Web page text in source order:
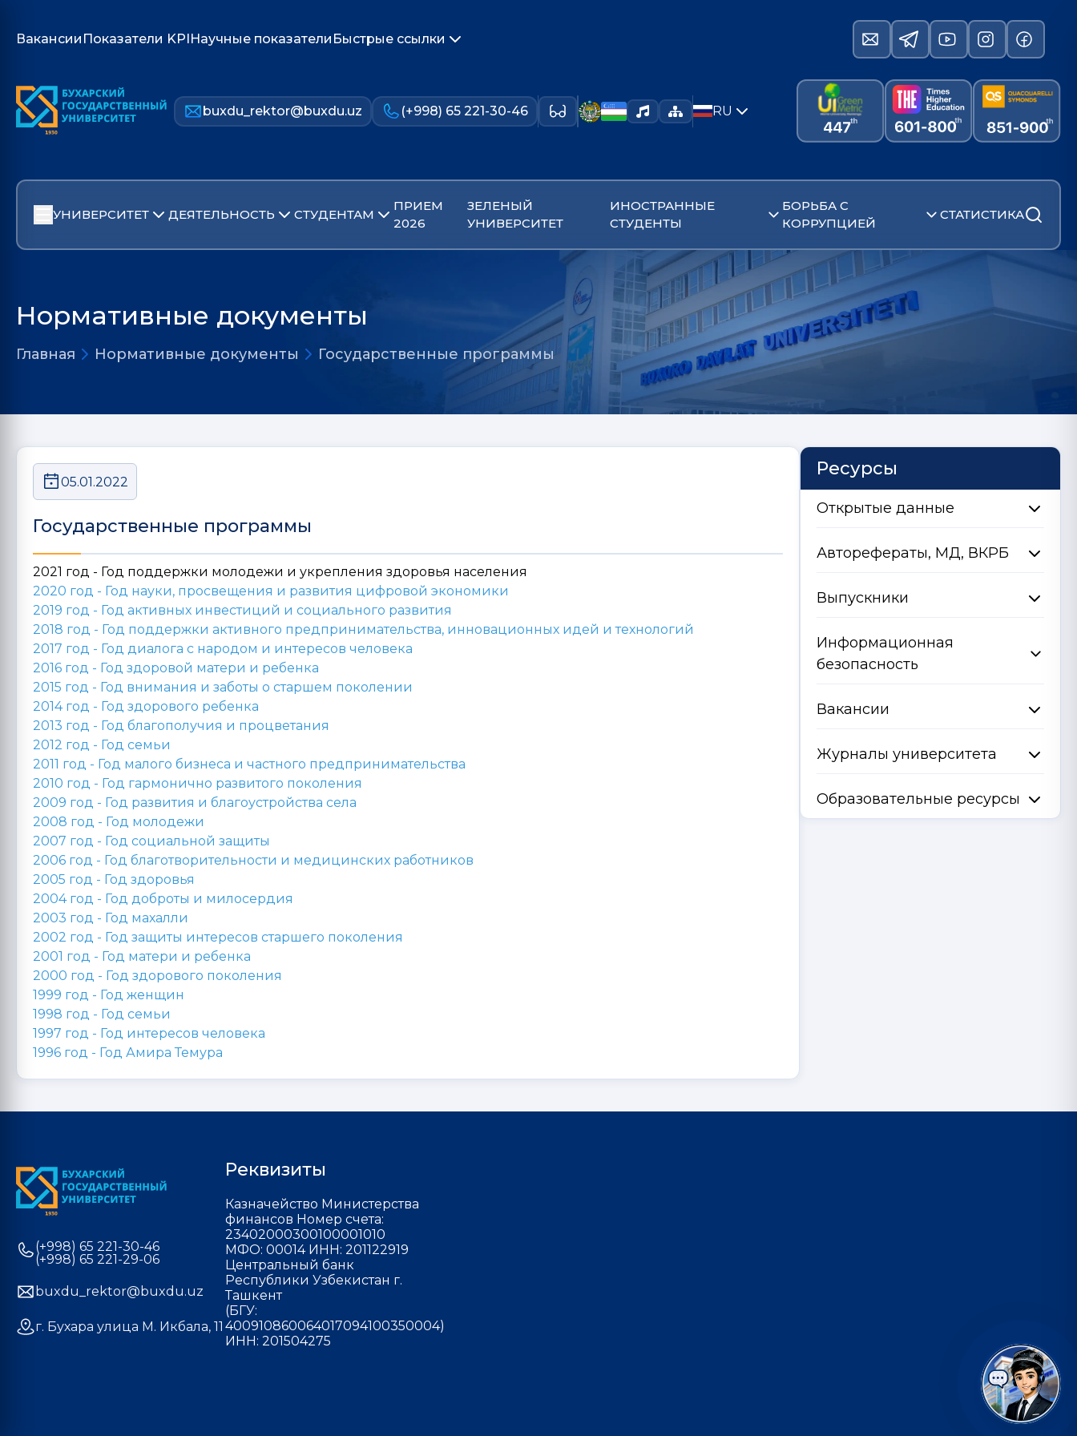
Вакансии Показатели KPIНаучные показатели Быстрые ссылки
buxdu_rektor@buxdu.uz (+998) 65 221-30-46 RU
УНИВЕРСИТЕТ ДЕЯТЕЛЬНОСТЬ СТУДЕНТАМ
ПРИЕМ
2026
ЗЕЛЕНЫЙ
УНИВЕРСИТЕТ
ИНОСТРАННЫЕ
СТУДЕНТЫ
БОРЬБА С
КОРРУПЦИЕЙ
СТАТИСТИКА
Нормативные документы
Главная Нормативные документы Государственные программы
05.01.2022
Государственные программы
2021 год - Год поддержки молодежи и укрепления здоровья населения
2020 год - Год науки, просвещения и развития цифровой экономики
2019 год - Год активных инвестиций и социального развития
2018 год - Год поддержки активного предпринимательства, инновационных идей и технологий
2017 год - Год диалога с народом и интересов человека
2016 год - Год здоровой матери и ребенка
2015 год - Год внимания и заботы о старшем поколении
2014 год - Год здорового ребенка
2013 год - Год благополучия и процветания
2012 год - Год семьи
2011 год - Год малого бизнеса и частного предпринимательства
2010 год - Год гармонично развитого поколения
2009 год - Год развития и благоустройства села
2008 год - Год молодежи
2007 год - Год социальной защиты
2006 год - Год благотворительности и медицинских работников
2005 год - Год здоровья
2004 год - Год доброты и милосердия
2003 год - Год махалли
2002 год - Год защиты интересов старшего поколения
2001 год - Год матери и ребенка
2000 год - Год здорового поколения
1999 год - Год женщин
1998 год - Год семьи
1997 год - Год интересов человека
1996 год - Год Амира Темура
Ресурсы
Открытые данные
Авторефераты, МД, ВКРБ
Выпускники
Информационная
безопасность
Вакансии
Журналы университета
Образовательные ресурсы
(+998) 65 221-30-46
(+998) 65 221-29-06
buxdu_rektor@buxdu.uz
г. Бухара улица М. Икбала, 11
Реквизиты
Казначейство Министерства
финансов Номер счета:
23402000300100001010
МФО: 00014 ИНН: 201122919
Центральный банк
Республики Узбекистан г.
Ташкент
(БГУ:
400910860064017094100350004)
ИНН: 201504275